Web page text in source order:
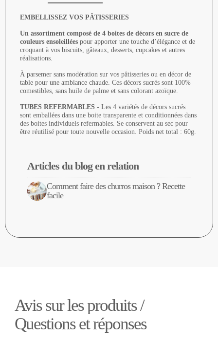
EMBELLISSEZ VOS PÂTISSERIES
Un assortiment composé de 4 boites de décors en sucre de
couleurs ensoleillées pour apporter une touche d’élégance et de
croquant à vos biscuits, gâteaux, desserts, cupcakes et autres
réalisations.
À parsemer sans modération sur vos pâtisseries ou en décor de
table pour une ambiance chaude. Ces décors sucrés sont 100%
comestibles, sans huile de palme et sans colorant azoïque.
TUBES REFERMABLES - Les 4 variétés de décors sucrés
sont emballées dans une boite transparente et conditionnées dans
des boites individuels refermables. Se conservent au sec pour
être réutilisé pour toute nouvelle occasion. Poids net total : 60g.
Articles du blog en relation
Comment faire des churros maison ? Recette
facile
Avis sur les produits /
Questions et réponses